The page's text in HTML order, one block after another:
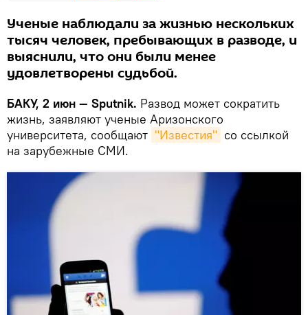
Ученые наблюдали за жизнью нескольких
тысяч человек, пребывающих в разводе, и
выяснили, что они были менее
удовлетворены судьбой.
БАКУ, 2 июн — Sputnik. Развод может сократить
жизнь, заявляют ученые Аризонского
университета, сообщают "Известия" со ссылкой
на зарубежные СМИ.